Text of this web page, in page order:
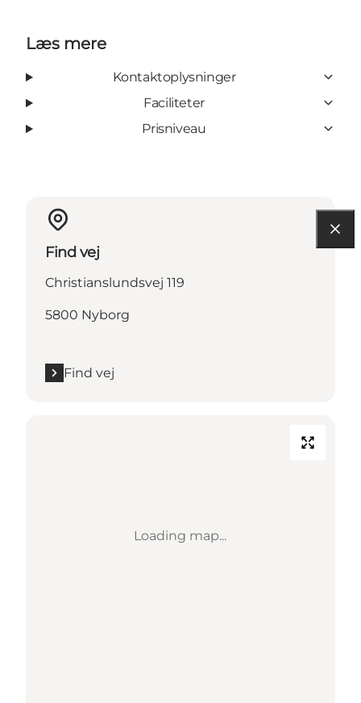
Læs mere
Kontaktoplysninger
Faciliteter
Prisniveau
Find vej
Christianslundsvej 119
5800 Nyborg
Find vej
Loading map...